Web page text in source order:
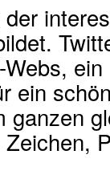
ein
ganzen